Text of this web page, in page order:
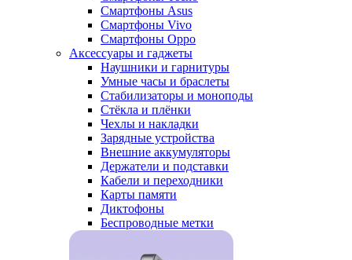
Смартфоны Asus
Смартфоны Vivo
Смартфоны Oppo
Аксессуары и гаджеты
Наушники и гарнитуры
Умные часы и браслеты
Стабилизаторы и моноподы
Стёкла и плёнки
Чехлы и накладки
Зарядные устройства
Внешние аккумуляторы
Держатели и подставки
Кабели и переходники
Карты памяти
Диктофоны
Беспроводные метки